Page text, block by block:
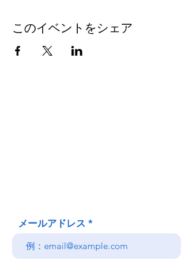
このイベントをシェア
メールアドレス